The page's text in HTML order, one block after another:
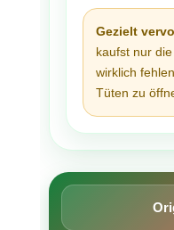
Gezielt
kaufst nur
wirklich
Tüten zu